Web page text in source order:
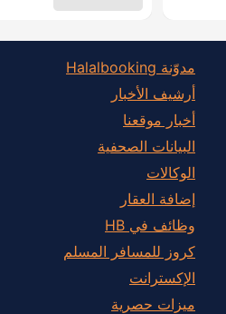
مدوّنة Halalbooking
أرشيف الأخبار
أخبار موقعنا
البيانات الصحفية
الوكالات
إضافة العقار
وظائف في HB
كروز للمسافر المسلم
الإكسترانت
ميزات حصرية